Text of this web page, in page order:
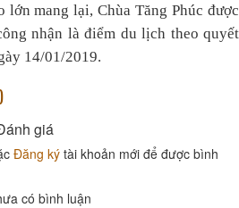
mang lại, Chùa Tăng Phúc được
nhận là điểm du lịch theo quyết
14/01/2019.
)
giá
Đăng ký tài khoản mới để được bình
có bình luận